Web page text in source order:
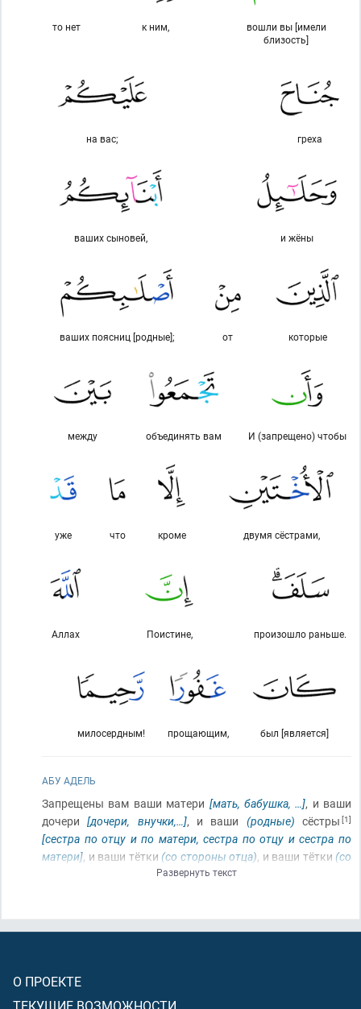
вошли вы [имели
близость]
к ним,
то нет
греха
на вас;
и жёны
ваших сыновей,
которые
от
ваших поясниц [родные];
И (запрещено) чтобы
объединять вам
между
двумя сёстрами,
кроме
что
уже
произошло раньше.
Поистине,
Аллах
был [является]
прощающим,
милосердным!
АБУ АДЕЛЬ
Запрещены вам ваши матери [мать, бабушка, …], и ваши
дочери[дочери, внучки,…], и ваши (родные) сёстры [1]
[сестра по отцу и по матери, сестра по отцу и сестра по
матери], и ваши тётки (со стороны отца), и ваши тётки (со
, и дочери брата, и дочери сестры, и ваши
воспитанием]
[имели близость]; а если вы ещё не вошли к ним
Развернуть текст
О ПРОЕКТЕ
ТЕКУЩИЕ ВОЗМОЖНОСТИ